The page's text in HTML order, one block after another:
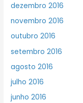
dezembro 2016
novembro 2016
outubro 2016
setembro 2016
agosto 2016
julho 2016
junho 2016